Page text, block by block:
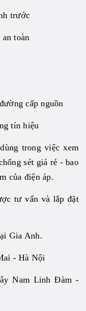
trước
toàn
cấp nguồn
tín hiệu
trong việc xem
sét giá rẻ - bao
của điện áp.
tư vấn và lắp đặt
Gia Anh.
- Hà Nội
Nam Linh Đàm -